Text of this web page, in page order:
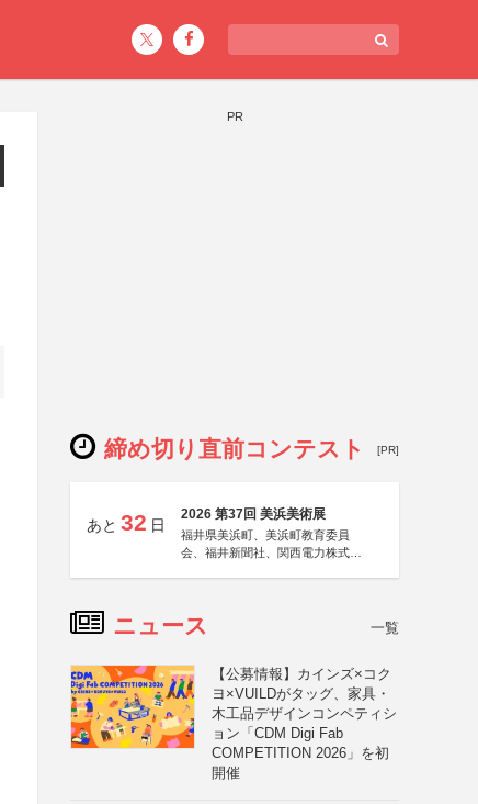
PR
締め切り直前コンテスト [PR]
あと 32 日
2026 第37回 美浜美術展
福井県美浜町、美浜町教育委員
会、福井新聞社、関西電力株式会
ニュース 一覧
【公募情報】カインズ×コク
ヨ×VUILDがタッグ、家具・
木工品デザインコンペティシ
ョン「CDM Digi Fab
COMPETITION 2026」を初
開催